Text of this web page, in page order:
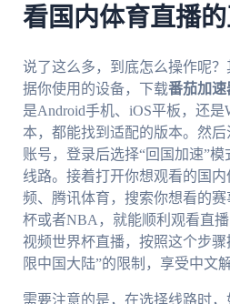
看国内体育直播
说了这么多，到底怎么操作呢
据你使用的设备，下载番茄加速
是Android手机、iOS平板，还是
本，都能找到适配的版本。然后
账号，登录后选择“回国加速”
线路。接着打开你想观看的国
频、腾讯体育，搜索你想看的
杯或者NBA，就能顺利观看直
视频世界杯直播，按照这个步
限中国大陆”的限制，享受中文
需要注意的是，在选择线路时